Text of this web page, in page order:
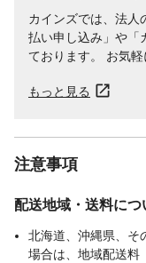
カインズでは、法人
払い申し込み」や「
ております。 お気軽
もっと見る
注意事項
配送地域・送料につ
北海道、沖縄県、そ
場合は、地域配送料